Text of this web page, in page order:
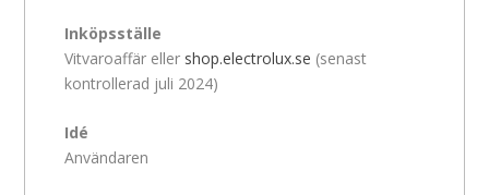
Inköpsställe
Vitvaroaffär eller shop.electrolux.se (senast
kontrollerad juli 2024)
Idé
Användaren